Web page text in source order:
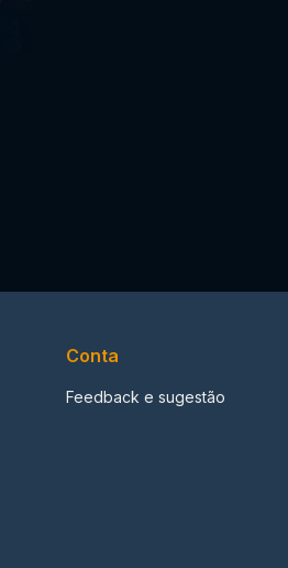
Conta
Feedback e sugestão